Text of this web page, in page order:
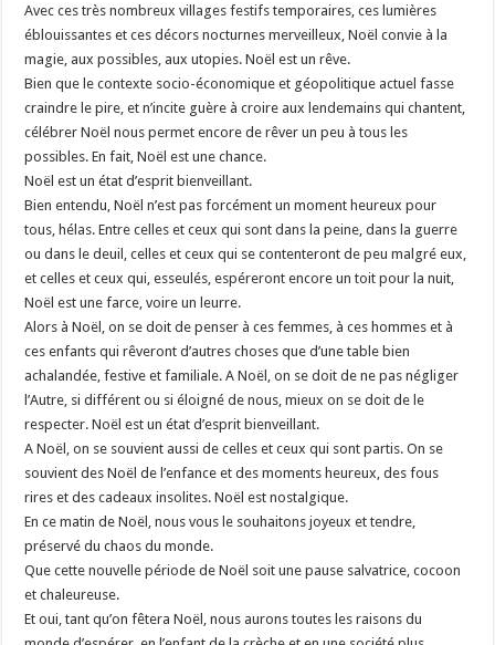
Avec ces très nombreux villages festifs temporaires, ces lumières
éblouissantes et ces décors nocturnes merveilleux, Noël convie à la
magie, aux possibles, aux utopies. Noël est un rêve.
Bien que le contexte socio-économique et géopolitique actuel fasse
craindre le pire, et n’incite guère à croire aux lendemains qui chantent,
célébrer Noël nous permet encore de rêver un peu à tous les
possibles. En fait, Noël est une chance.
Noël est un état d’esprit bienveillant.
Bien entendu, Noël n’est pas forcément un moment heureux pour
tous, hélas. Entre celles et ceux qui sont dans la peine, dans la guerre
ou dans le deuil, celles et ceux qui se contenteront de peu malgré eux,
et celles et ceux qui, esseulés, espéreront encore un toit pour la nuit,
Noël est une farce, voire un leurre.
Alors à Noël, on se doit de penser à ces femmes, à ces hommes et à
ces enfants qui rêveront d’autres choses que d’une table bien
achalandée, festive et familiale. A Noël, on se doit de ne pas négliger
l’Autre, si différent ou si éloigné de nous, mieux on se doit de le
respecter. Noël est un état d’esprit bienveillant.
A Noël, on se souvient aussi de celles et ceux qui sont partis. On se
souvient des Noël de l’enfance et des moments heureux, des fous
rires et des cadeaux insolites. Noël est nostalgique.
En ce matin de Noël, nous vous le souhaitons joyeux et tendre,
préservé du chaos du monde.
Que cette nouvelle période de Noël soit une pause salvatrice, cocoon
et chaleureuse.
Et oui, tant qu’on fêtera Noël, nous aurons toutes les raisons du